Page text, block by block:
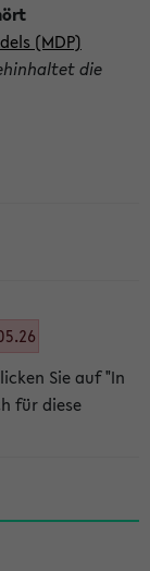
(MDP)
die
Sie auf "In
für diese